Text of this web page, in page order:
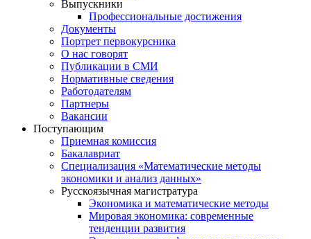
Выпускники
Профессиональные достижения
Документы
Портрет первокурсника
О нас говорят
Публикации в СМИ
Нормативные сведения
Работодателям
Партнеры
Вакансии
Поступающим
Приемная комиссия
Бакалавриат
Специализация «Математические методы
экономики и анализ данных»
Русскоязычная магистратура
Экономика и математические методы
Мировая экономика: современные
тенденции развития